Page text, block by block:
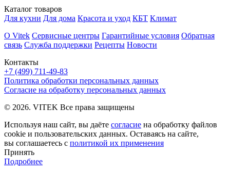
Контакты
+7 (499) 711-49-83
Каталог товаров
Для кухни Для дома Красота и уход КБТ Климат
О Vitek Сервисные центры Гарантийные условия Обратная
связь Служба поддержки Рецепты Новости
Политика обработки персональных данных
Согласие на обработку персональных данных
© 2026. VITEK Все права защищены
Используя наш сайт, вы даёте согласие на обработку файлов
cookie и пользовательских данных. Оставаясь на сайте,
вы соглашаетесь с политикой их применения
Принять
Подробнее